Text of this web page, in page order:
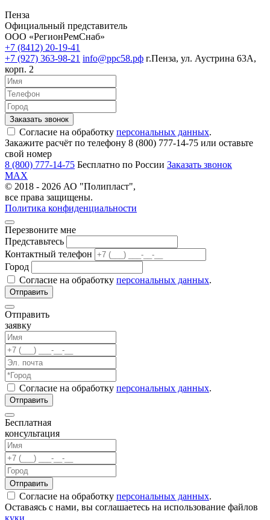
Пенза
Официальный представитель
ООО «РегионРемСнаб»
+7 (8412) 20-19-41
+7 (927) 363-98-21 info@ррс58.рф г.Пенза, ул. Аустрина 63А,
корп. 2
Согласие на обработку персональных данных.
Закажите расчёт по телефону 8 (800) 777-14-75 или оставьте
свой номер
8 (800) 777-14-75 Бесплатно по России Заказать звонок
MAX
© 2018 - 2026 АО "Полипласт",
все права защищены.
Политика конфиденциальности
Перезвоните мне
Представьтесь
Контактный телефон
Город
Согласие на обработку персональных данных.
Отправить
заявку
Согласие на обработку персональных данных.
Бесплатная
консультация
Согласие на обработку персональных данных.
Оставаясь с нами, вы соглашаетесь на использование файлов
куки